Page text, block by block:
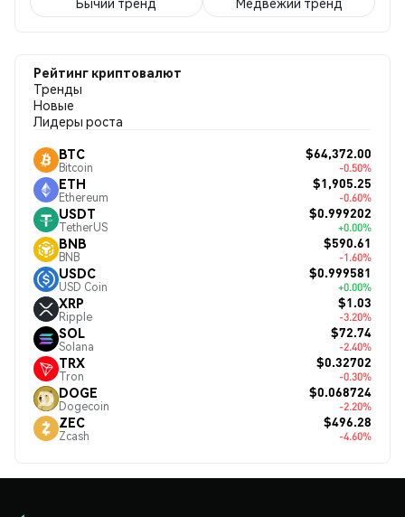
Рейтинг криптовалют
Тренды
Новые
Лидеры роста
BTC
Bitcoin
$64,372.00
-0.50%
ETH
Ethereum
$1,905.25
-0.60%
USDT
TetherUS
$0.999202
+0.00%
BNB
BNB
$590.61
-1.60%
USDC
USD Coin
$0.999581
+0.00%
XRP
Ripple
$1.03
-3.20%
SOL
Solana
$72.74
-2.40%
TRX
Tron
$0.32702
-0.30%
DOGE
Dogecoin
$0.068724
-2.20%
ZEC
Zcash
$496.28
-4.60%